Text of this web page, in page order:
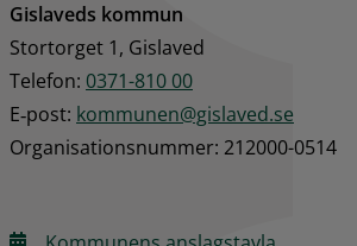
Gislaveds kommun
Stortorget 1, Gislaved
Telefon: 0371-810 00
E‑post: kommunen@gislaved.se
Organisationsnummer: 212000-0514